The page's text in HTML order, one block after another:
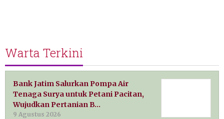
Warta Terkini
Bank Jatim Salurkan Pompa Air
Tenaga Surya untuk Petani Pacitan,
Wujudkan Pertanian B…
9 Agustus 2026